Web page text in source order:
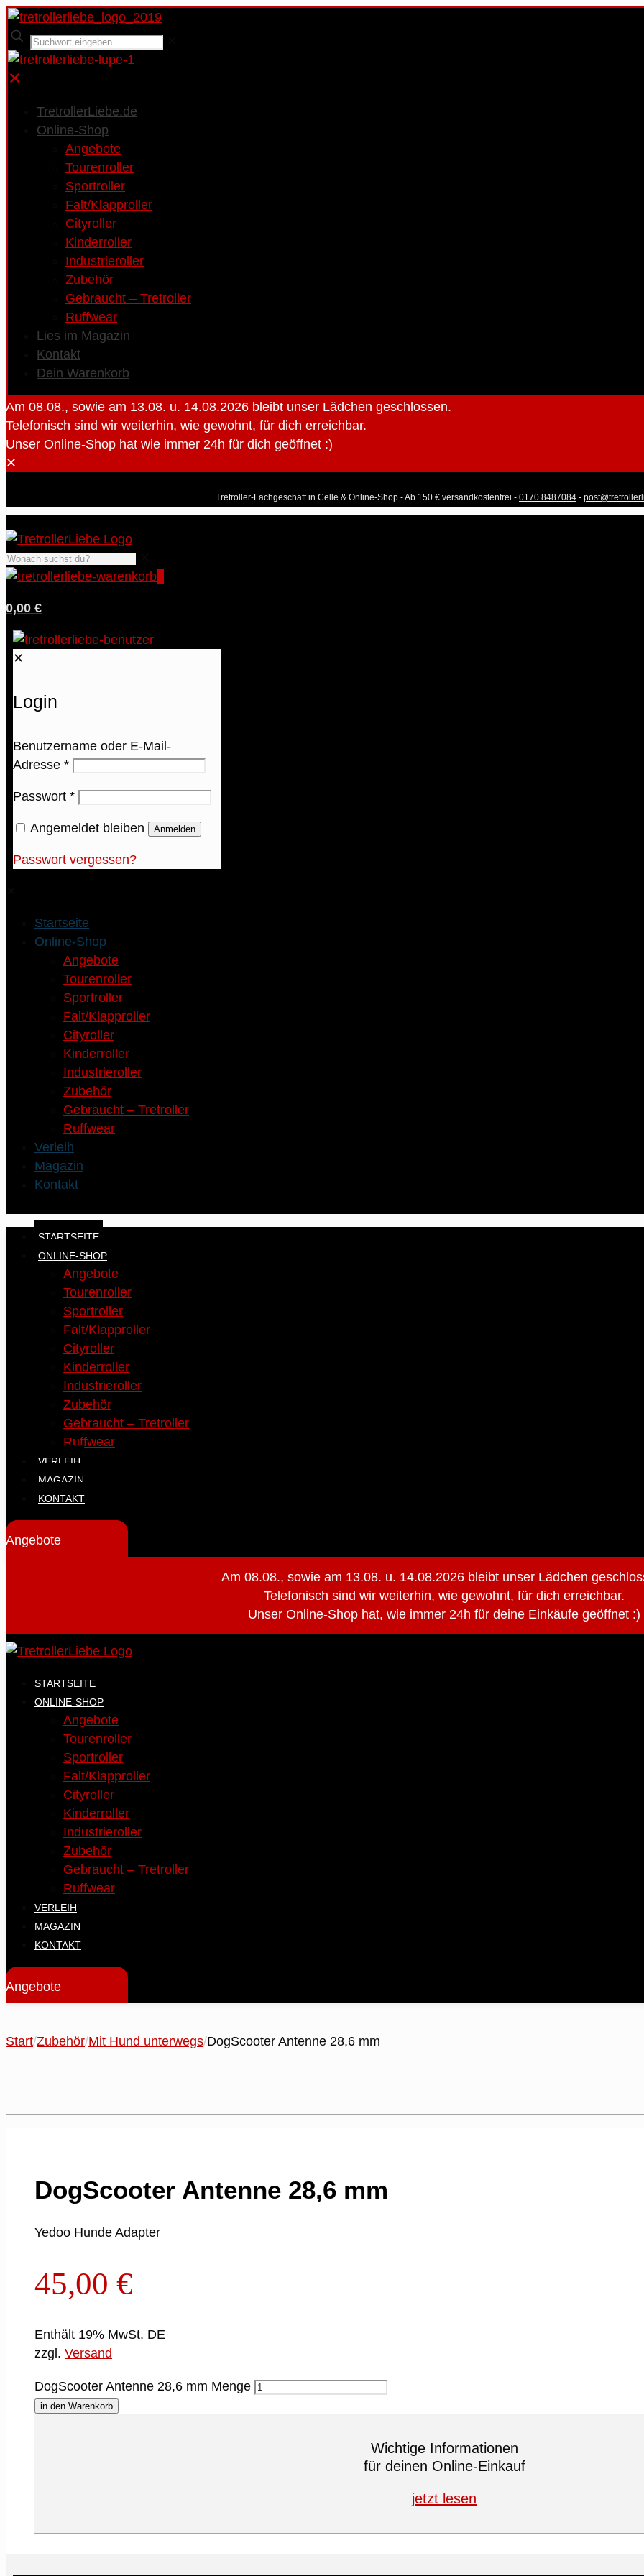
✕
TretrollerLiebe.de
Online-Shop
Angebote
Tourenroller
Sportroller
Falt/Klapproller
Cityroller
Kinderroller
Industrieroller
Zubehör
Gebraucht – Tretroller
Ruffwear
Lies im Magazin
Kontakt
Dein Warenkorb
Am 08.08., sowie am 13.08. u. 14.08.2026 bleibt unser Lädchen geschlossen.
Telefonisch sind wir weiterhin, wie gewohnt, für dich erreichbar.
Unser Online-Shop hat wie immer 24h für dich geöffnet :)
✕
Tretroller-Fachgeschäft in Celle & Online-Shop - Ab 150 € versandkostenfrei - 0170 8487084 -
0,00 €
✕
Login
Benutzername oder E-Mail-
Adresse *
Passwort *
Angemeldet bleiben Anmelden
Passwort vergessen?
Startseite
Online-Shop
Angebote
Tourenroller
Sportroller
Falt/Klapproller
Cityroller
Kinderroller
Industrieroller
Zubehör
Gebraucht – Tretroller
Ruffwear
Verleih
Magazin
Kontakt
STARTSEITE
ONLINE-SHOP
Angebote
Tourenroller
Sportroller
Falt/Klapproller
Cityroller
Kinderroller
Industrieroller
Zubehör
Gebraucht – Tretroller
Ruffwear
VERLEIH
MAGAZIN
KONTAKT
Angebote
Am 08.08., sowie am 13.08. u. 14.08.2026 bleibt unser Lädchen
Telefonisch sind wir weiterhin, wie gewohnt, für dich erreichbar.
Unser Online-Shop hat, wie immer 24h für deine Einkäufe geöffnet :)
STARTSEITE
ONLINE-SHOP
Angebote
Tourenroller
Sportroller
Falt/Klapproller
Cityroller
Kinderroller
Industrieroller
Zubehör
Gebraucht – Tretroller
Ruffwear
VERLEIH
MAGAZIN
KONTAKT
Angebote
Start/Zubehör/Mit Hund unterwegs/DogScooter Antenne 28,6 mm
DogScooter Antenne 28,6 mm
Yedoo Hunde Adapter
45,00 €
Enthält 19% MwSt. DE
zzgl. Versand
DogScooter Antenne 28,6 mm Menge
in den Warenkorb
Wichtige Informationen
für deinen Online-Einkauf
jetzt lesen